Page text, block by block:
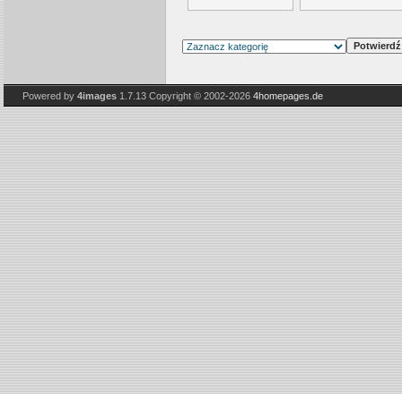
Powered by 4images1.7.13 Copyright © 2002-2026 4homepages.de